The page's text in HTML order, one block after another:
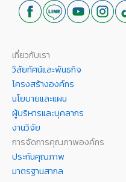
เกี่ยวกับเรา
วิสัยทัศน์และพันธกิจ
โครงสร้างองค์กร
นโยบายและแผน
ผู้บริหารและบุคลากร
งานวิจัย
การจัดการคุณภาพองค์กร
ประกันคุณภาพ
มาตรฐานสากล